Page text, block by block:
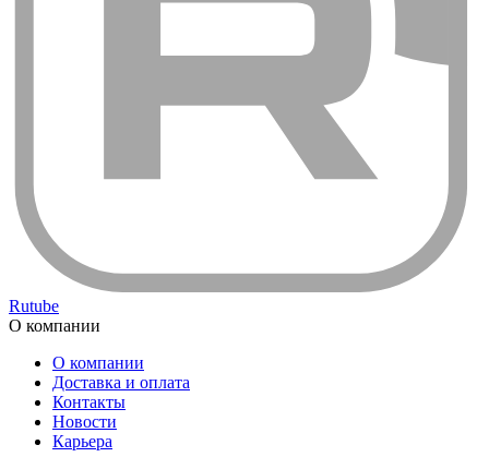
Rutube
О компании
О компании
Доставка и оплата
Контакты
Новости
Карьера